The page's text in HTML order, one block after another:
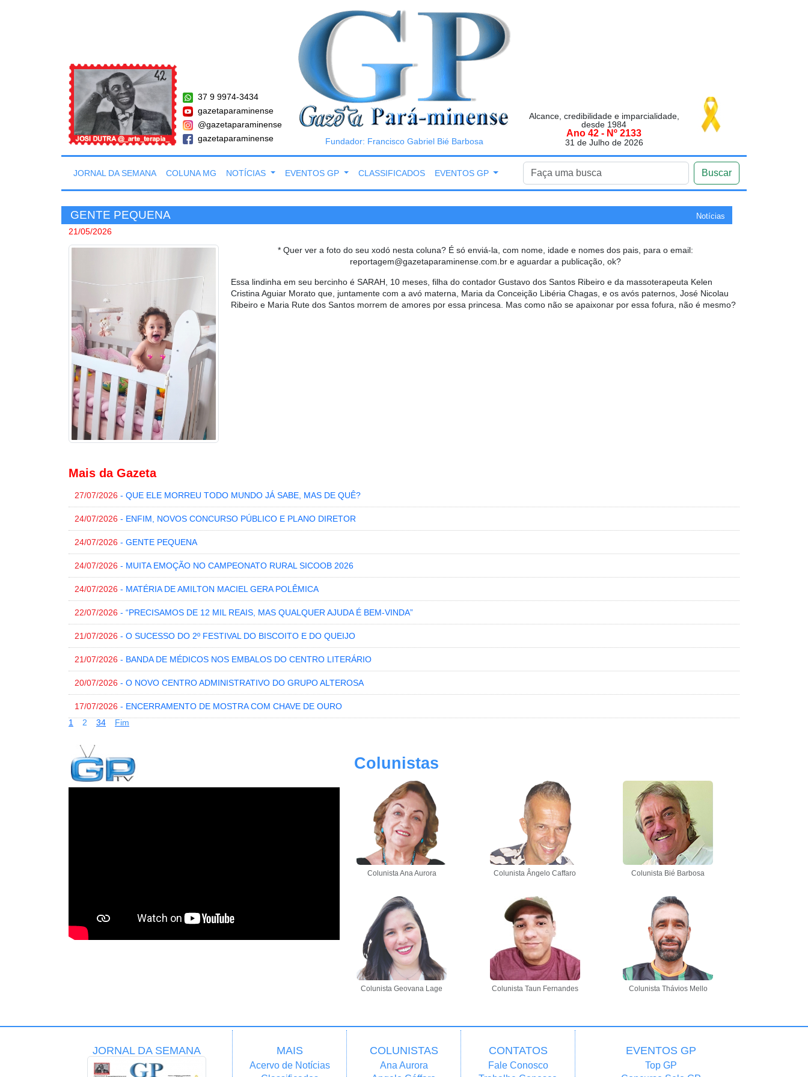
37 9 9974-3434
gazetaparaminense
@gazetaparaminense
gazetaparaminense
Fundador: Francisco Gabriel Bié Barbosa
Alcance, credibilidade e imparcialidade,
desde 1984
Ano 42 - Nº 2133
31 de Julho de 2026
JORNAL DA SEMANA COLUNA MG NOTÍCIAS EVENTOS GP CLASSIFICADOS EVENTOS GP Buscar
GENTE PEQUENA Notícias
21/05/2026
* Quer ver a foto do seu xodó nesta coluna? É só enviá-la, com nome, idade e nomes dos pais, para o email:
reportagem@gazetaparaminense.com.bre aguardar a publicação, ok?
Essa lindinha em seu bercinho é SARAH, 10 meses, filha do contador Gustavo dos Santos Ribeiro e da massoterapeuta Kelen
Cristina Aguiar Morato que, juntamente com a avó materna, Maria da Conceição Libéria Chagas, e os avós paternos, José Nicolau
Ribeiro e Maria Rute dos Santos morrem de amores por essa princesa. Mas como não se apaixonar por essa fofura, não é mesmo?
Mais da Gazeta
27/07/2026 - QUE ELE MORREU TODO MUNDO JÁ SABE, MAS DE QUÊ?
24/07/2026 - ENFIM, NOVOS CONCURSO PÚBLICO E PLANO DIRETOR
24/07/2026 - GENTE PEQUENA
24/07/2026 - MUITA EMOÇÃO NO CAMPEONATO RURAL SICOOB 2026
24/07/2026 - MATÉRIA DE AMILTON MACIEL GERA POLÊMICA
22/07/2026 - “PRECISAMOS DE 12 MIL REAIS, MAS QUALQUER AJUDA É BEM-VINDA”
21/07/2026 - O SUCESSO DO 2º FESTIVAL DO BISCOITO E DO QUEIJO
21/07/2026 - BANDA DE MÉDICOS NOS EMBALOS DO CENTRO LITERÁRIO
20/07/2026 - O NOVO CENTRO ADMINISTRATIVO DO GRUPO ALTEROSA
17/07/2026 - ENCERRAMENTO DE MOSTRA COM CHAVE DE OURO
1
2 34 Fim
Colunistas
Colunista Ana Aurora Colunista Ângelo Caffaro Colunista Bié Barbosa
Colunista Geovana Lage Colunista Taun Fernandes Colunista Thávios Mello
JORNAL DA SEMANA MAIS
Acervo de Notícias
COLUNISTAS
Ana Aurora
CONTATOS
Fale Conosco
EVENTOS GP
Top GP